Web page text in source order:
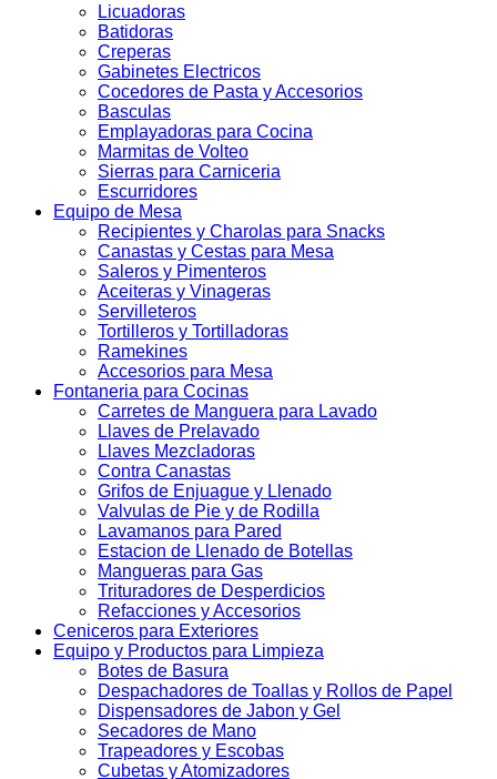
Licuadoras
Batidoras
Creperas
Gabinetes Electricos
Cocedores de Pasta y Accesorios
Basculas
Emplayadoras para Cocina
Marmitas de Volteo
Sierras para Carniceria
Escurridores
Equipo de Mesa
Recipientes y Charolas para Snacks
Canastas y Cestas para Mesa
Saleros y Pimenteros
Aceiteras y Vinageras
Servilleteros
Tortilleros y Tortilladoras
Ramekines
Accesorios para Mesa
Fontaneria para Cocinas
Carretes de Manguera para Lavado
Llaves de Prelavado
Llaves Mezcladoras
Contra Canastas
Grifos de Enjuague y Llenado
Valvulas de Pie y de Rodilla
Lavamanos para Pared
Estacion de Llenado de Botellas
Mangueras para Gas
Trituradores de Desperdicios
Refacciones y Accesorios
Ceniceros para Exteriores
Equipo y Productos para Limpieza
Botes de Basura
Despachadores de Toallas y Rollos de Papel
Dispensadores de Jabon y Gel
Secadores de Mano
Trapeadores y Escobas
Cubetas y Atomizadores